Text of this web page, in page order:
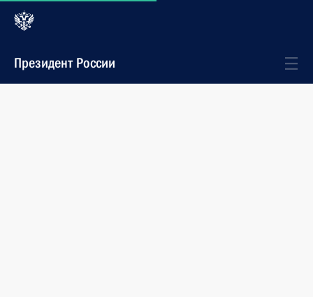
Президент России